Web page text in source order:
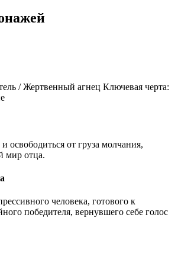
/ Жертвенный агнец Ключевая черта:
освободиться от груза молчания,
мир отца.
человека, готового к
победителя, вернувшего себе голос